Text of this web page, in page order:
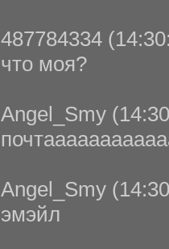
487784334
что моя?
Angel_Smy
Angel_Smy
эмэйл